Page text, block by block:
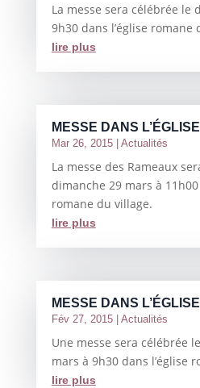
La messe sera célébrée le
9h30 dans l’église romane
lire plus
MESSE DANS
Mar 26, 2015| Actualités
La messe des Rameaux
dimanche 29 mars à 11h00
romane du village.
lire plus
MESSE DANS
Fév 27, 2015| Actualités
Une messe sera célébrée
mars à 9h30 dans l’église
lire plus